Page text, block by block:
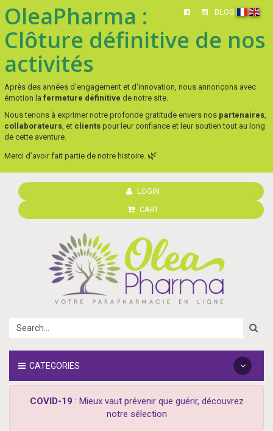
BLOG
OleaPharma :
Clôture définitive de nos
activités
Après des années d'engagement et d'innovation, nous annonçons avec
émotion la fermeture définitive de notre site.
Nous tenons à exprimer notre profonde gratitude envers nos partenaires,
collaborateurs, et clients pour leur confiance et leur soutien tout au long
de cette aventure.
Merci d’avoir fait partie de notre histoire. 🌿
LOGIN
CART
CATEGORIES
COVID-19 : Mieux vaut prévenir que guérir, découvrez
notre sélection